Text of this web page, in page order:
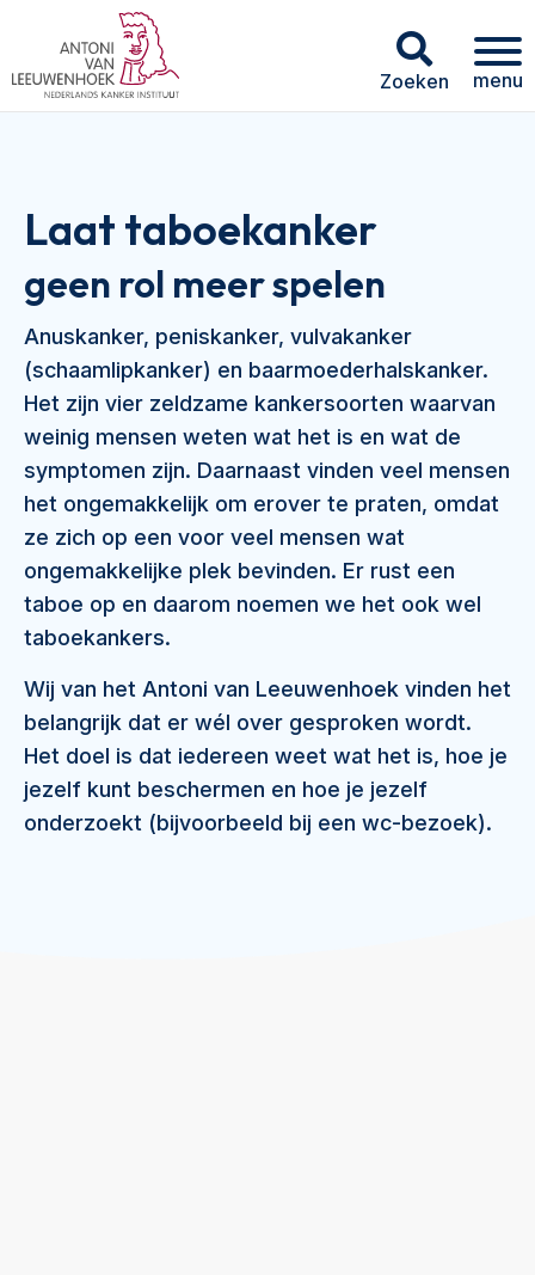
Zoeken menu
Laat taboekanker
geen rol meer spelen
Anuskanker, peniskanker, vulvakanker
(schaamlipkanker) en baarmoederhalskanker.
Het zijn vier zeldzame kankersoorten waarvan
weinig mensen weten wat het is en wat de
symptomen zijn. Daarnaast vinden veel mensen
het ongemakkelijk om erover te praten, omdat
ze zich op een voor veel mensen wat
ongemakkelijke plek bevinden. Er rust een
taboe op en daarom noemen we het ook wel
taboekankers.
Wij van het Antoni van Leeuwenhoek vinden het
belangrijk dat er wél over gesproken wordt.
Het doel is dat iedereen weet wat het is, hoe je
jezelf kunt beschermen en hoe je jezelf
onderzoekt (bijvoorbeeld bij een wc-bezoek).